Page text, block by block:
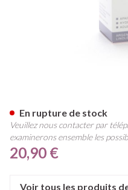
20,90 €
En rupture de stock
Veuillez nous contacter par
examinerons ensemble les
Voir tous les produits